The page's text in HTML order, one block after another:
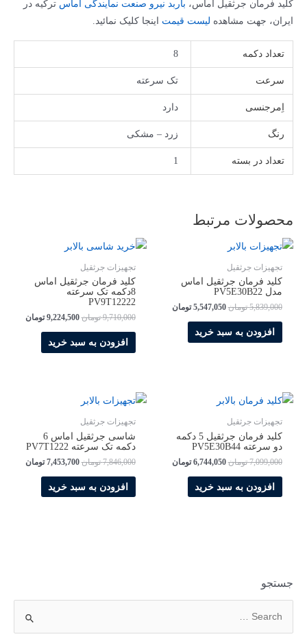
جستجو
کلید فرمان جرثقیل اماس، باربد نیرو صنعت نمایندگی اماس ترکیه در
ایران، جهت مشاهده لیست قیمت اینجا کلیک نمائید.
تعداد دکمه 8
سرعت تک سرعته
اِمرجنسی دارد
رنگ زرد – مشکی
تعداد در بسته 1
محصولات مرتبط
تجهیزات جرثقیل
کلید فرمان جرثقیل اماس
مدل PV5E30B22
5,839,000 تومانقیمت
بود.
5,547,050 تومان
افزودن به سبد خرید
تجهیزات جرثقیل
کلید فرمان جرثقیل اماس
8دکمه تک سرعته
PV9T12222
9,710,000 تومانقیمت
بود.
9,224,500 تومان
افزودن به سبد خرید
تجهیزات جرثقیل
کلید فرمان جرثقیل 5 دکمه
دو سرعته PV5E30B44
7,099,000 تومانقیمت
بود.
6,744,050 تومان
6,744,050 تومان
افزودن به سبد خرید
تجهیزات جرثقیل
شاسی جرثقیل اماس 6
دکمه تک سرعته PV7T1222
7,846,000 تومانقیمت
بود.
7,453,700 تومان
افزودن به سبد خرید